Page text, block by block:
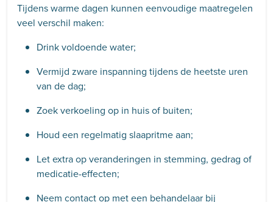
Tijdens warme dagen kunnen eenvoudige maatregelen
veel verschil maken:
Drink voldoende water;
Vermijd zware inspanning tijdens de heetste uren
van de dag;
Zoek verkoeling op in huis of buiten;
Houd een regelmatig slaapritme aan;
Let extra op veranderingen in stemming, gedrag of
medicatie-effecten;
Neem contact op met een behandelaar bij